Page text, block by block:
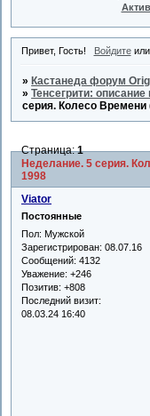
Привет, Гость! Войдитеили
» Кастанеда форум
»Тенсегрити:
серия. Колесо Времени
Неделание. 5 серия.
1998
Страница:1
Viator
Постоянные
Пол: Мужской
Зарегистрирован: 08.07.16
Сообщений: 4132
Уважение: +246
Позитив: +808
Последний визит:
08.03.24 16:40